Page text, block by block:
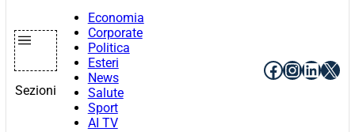
Sezioni
Economia
Corporate
Politica
Esteri
News
Salute
Sport
AI TV
Facebook
X